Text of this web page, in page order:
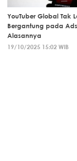
YouTuber Global Tak
Bergantung pada
Alasannya
19/10/2025 15:02 WIB